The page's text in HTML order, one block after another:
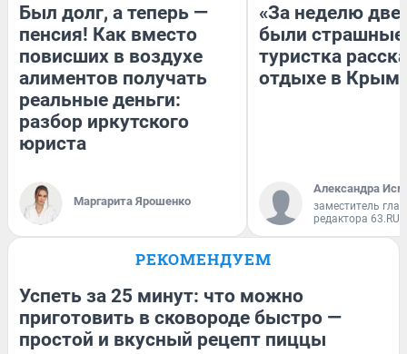
Был долг, а теперь —
пенсия! Как вместо
повисших в воздухе
алиментов получать
реальные деньги:
разбор иркутского
юриста
Маргарита Ярошенко
«За неделю две
были
туристка
отдыхе в
Александра
заместитель
редактора 63.RU
РЕКОМЕНДУЕМ
Успеть за 25 минут: что можно
приготовить в сковороде быстро —
простой и вкусный рецепт пиццы